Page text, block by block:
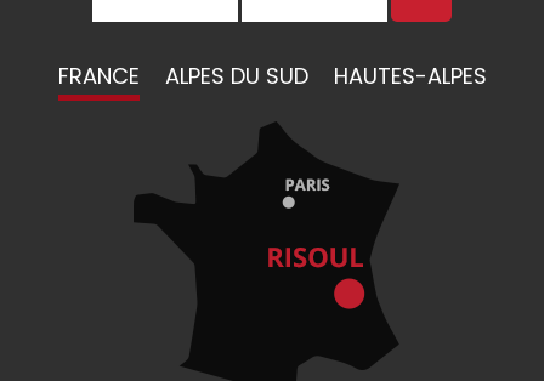
FRANCE ALPES DU SUD HAUTES-ALPES